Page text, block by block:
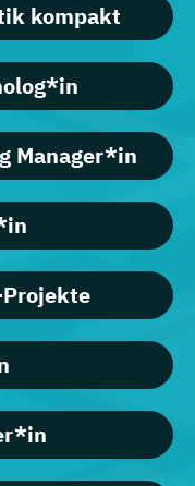
kompakt
Manager*in